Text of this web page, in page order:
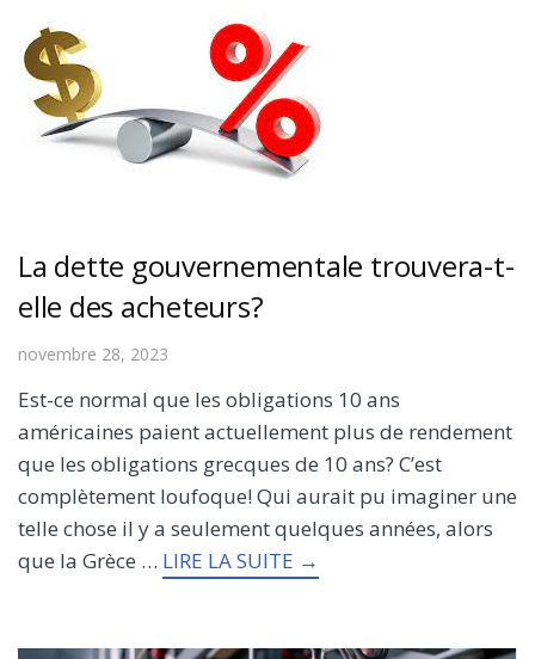
La dette gouvernementale trouvera-t-
elle des acheteurs?
novembre 28, 2023
Est-ce normal que les obligations 10 ans
américaines paient actuellement plus de rendement
que les obligations grecques de 10 ans? C’est
complètement loufoque! Qui aurait pu imaginer une
telle chose il y a seulement quelques années, alors
que la Grèce … LIRE LA SUITE →